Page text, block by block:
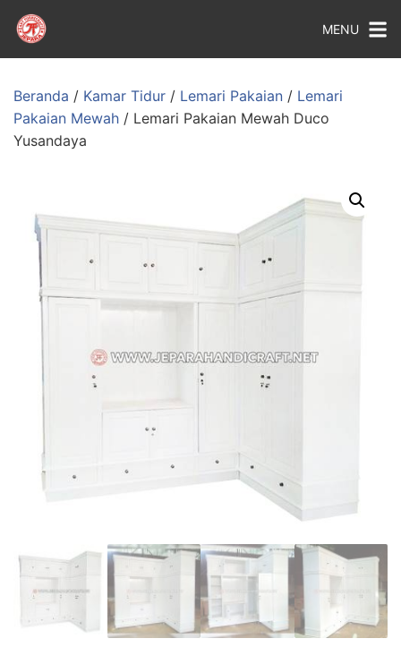
MENU
Beranda / Kamar Tidur / Lemari Pakaian / Lemari
Pakaian Mewah / Lemari Pakaian Mewah Duco
Yusandaya